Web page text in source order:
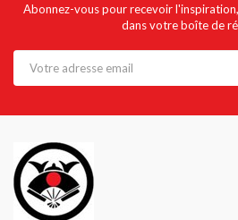
Abonnez-vous pour recevoir
dans votre boîte de